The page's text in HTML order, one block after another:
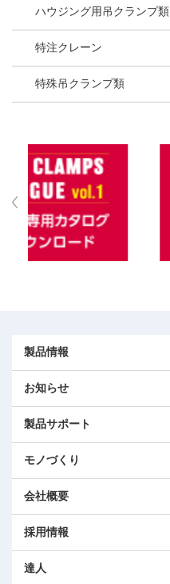
ハウジング用吊クランプ類
特注クレーン
特殊吊クランプ類
製品情報
お知らせ
製品サポート
モノづくり
会社概要
採用情報
達人